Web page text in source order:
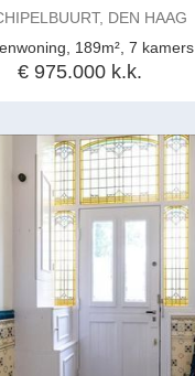
DEN HAAG
189m², 7 kamers
€ 975.000 k.k.